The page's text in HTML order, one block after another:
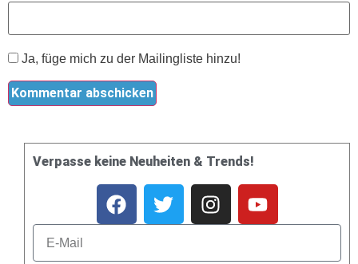
Ja, füge mich zu der Mailingliste hinzu!
Verpasse keine Neuheiten & Trends!